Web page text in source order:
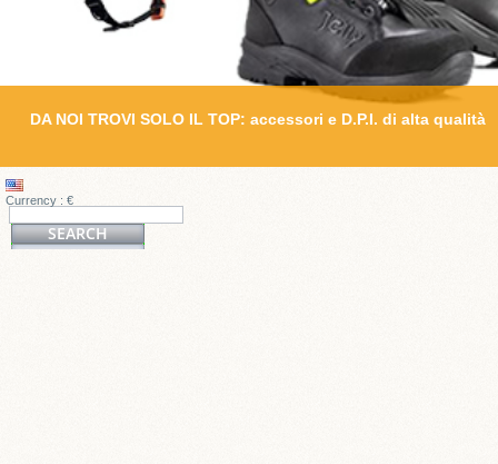
DA NOI TROVI SOLO IL TOP: accessori e D.P.I. di alta qualità
Currency : €